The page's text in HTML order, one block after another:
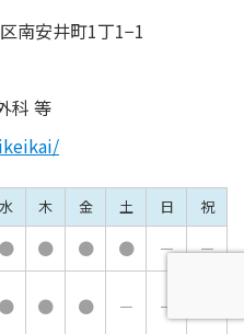
南安井町1丁1−1
科 等
水 木 金 土 日 祝
● ● ● ● －
－
● ● ● － －